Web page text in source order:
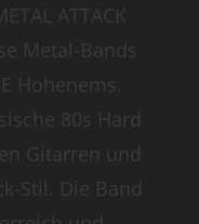
ATTACK
Metal-Bands
Hohenems.
80s Hard
Gitarren und
Stil. Die Band